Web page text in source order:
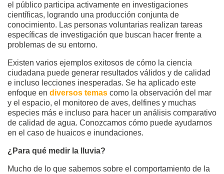
el público participa activamente en investigaciones
científicas, logrando una producción conjunta de
conocimiento. Las personas voluntarias realizan tareas
específicas de investigación que buscan hacer frente a
problemas de su entorno.
Existen varios ejemplos exitosos de cómo la ciencia
ciudadana puede generar resultados válidos y de calidad
e incluso lecciones inesperadas. Se ha aplicado este
enfoque en diversos temas como la observación del mar
y el espacio, el monitoreo de aves, delfines y muchas
especies más e incluso para hacer un análisis comparativo
de calidad de agua. Conozcamos cómo puede ayudarnos
en el caso de huaicos e inundaciones.
¿Para qué medir la lluvia?
Mucho de lo que sabemos sobre el comportamiento de la